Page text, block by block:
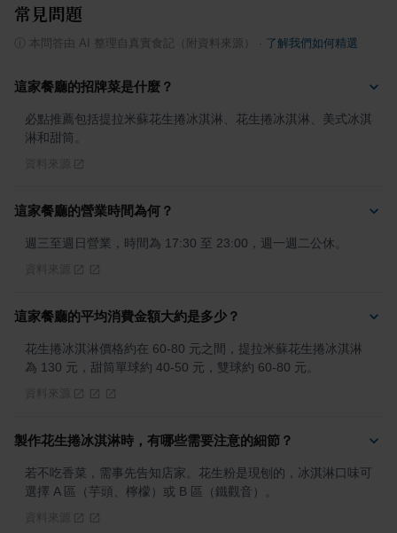
常見問題
本問答由 AI 整理自真實食記（附資料來源） 了解我們如何精選
這家餐廳的招牌菜是什麼？
必點推薦包括提拉米蘇花生捲冰淇淋、花生捲冰淇淋、美式冰淇
淋和甜筒。
這家餐廳的營業時間為何？
週三至週日營業，時間為 17:30 至 23:00，週一週二公休。
這家餐廳的平均消費金額大約是多少？
花生捲冰淇淋價格約在 60-80 元之間，提拉米蘇花生捲冰淇淋
為 130 元，甜筒單球約 40-50 元，雙球約 60-80 元。
製作花生捲冰淇淋時，有哪些需要注意的細節？
若不吃香菜，需事先告知店家。花生粉是現刨的，冰淇淋口味可
選擇 A 區（芋頭、檸檬）或 B 區（鐵觀音）。